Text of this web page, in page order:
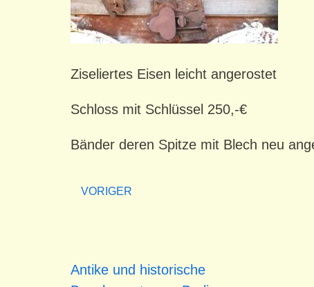
Ziseliertes Eisen leicht angerostet
Schloss mit Schlüssel 250,-€
Bänder deren Spitze mit Blech neu
VORIGER
Antike und historische